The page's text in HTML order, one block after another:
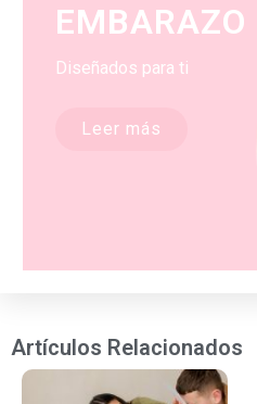
EMBARAZO
Diseñados para ti
Leer más
Artículos Relacionados